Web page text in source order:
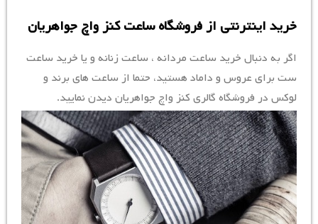
خرید اینترنتی از فروشگاه ساعت کنز واچ جواهریان
اگر به دنبال خرید ساعت مردانه ، ساعت زنانه و یا خرید ساعت
ست برای عروس و داماد هستید، حتما از ساعت های برند و
لوکس در فروشگاه گالری کنز واچ جواهریان دیدن نمایید.